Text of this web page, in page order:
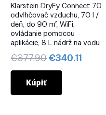
Klarstein DryFy Connect 70
odvlhčovač vzduchu, 70 l /
deň, do 90 m², WiFi,
ovládanie pomocou
aplikácie, 8 L nádrž na vodu
€377.90Pôvodná
cena
€377.90.
€340.11
Kúpiť